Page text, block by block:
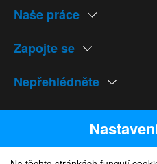
Naše práce
Zapojte se
Nepřehlédněte
Naše weby